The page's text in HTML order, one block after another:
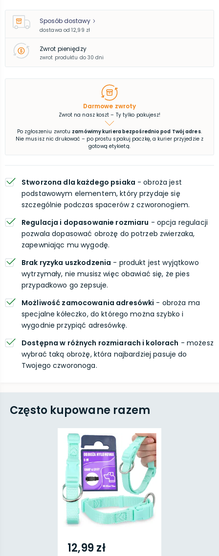
Sposób dostawy
dostawa od 12,99 zł
Zwrot pieniędzy
zwrot produktu do 30 dni
Darmowe zwroty
Zwrot na nasz koszt – Ty tylko pakujesz!
Po zgłoszeniu zwrotu zamówimy kuriera bezpośrednio pod Twój adres.
Nie musisz nic drukować – po prostu spakuj paczkę, a kurier przyjedzie z
gotową etykietą.
Stworzona dla każdego psiaka - obroża jest
podstawowym elementem, który przydaje się
szczególnie podczas spacerów z czworonogiem.
Regulacja i dopasowanie rozmiaru - opcja regulacji
pozwala dopasować obrożę do potrzeb zwierzaka,
zapewniając mu wygodę.
Brak ryzyka uszkodzenia - produkt jest wyjątkowo
wytrzymały, nie musisz więc obawiać się, że pies
przypadkowo go zepsuje.
Możliwość zamocowania adresówki - obroża ma
specjalne kółeczko, do którego można szybko i
wygodnie przypiąć adresówkę.
Dostępna w różnych rozmiarach i kolorach - możesz
wybrać taką obrożę, która najbardziej pasuje do
Twojego czworonoga.
Często kupowane razem
12,99 zł